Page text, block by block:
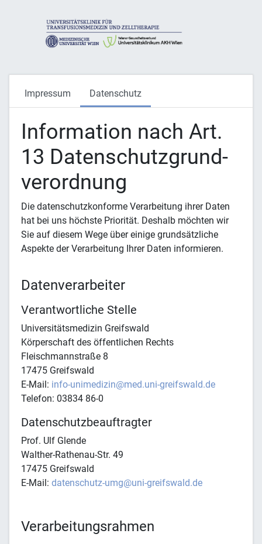
Impressum Datenschutz
Information nach Art.
13 Daten­schutz­grund­
verordnung
Die datenschutzkonforme Verarbeitung ihrer Daten
hat bei uns höchste Priorität. Deshalb möchten wir
Sie auf diesem Wege über einige grundsätzliche
Aspekte der Verarbeitung Ihrer Daten informieren.
Datenverarbeiter
Verantwortliche Stelle
Universitätsmedizin Greifswald
Körperschaft des öffentlichen Rechts
Fleischmannstraße 8
17475 Greifswald
E-Mail: info-unimedizin@med.uni-greifswald.de
Telefon: 03834 86-0
Datenschutzbeauftragter
Prof. Ulf Glende
Walther-Rathenau-Str. 49
17475 Greifswald
E-Mail: datenschutz-umg@uni-greifswald.de
Verarbeitungsrahmen